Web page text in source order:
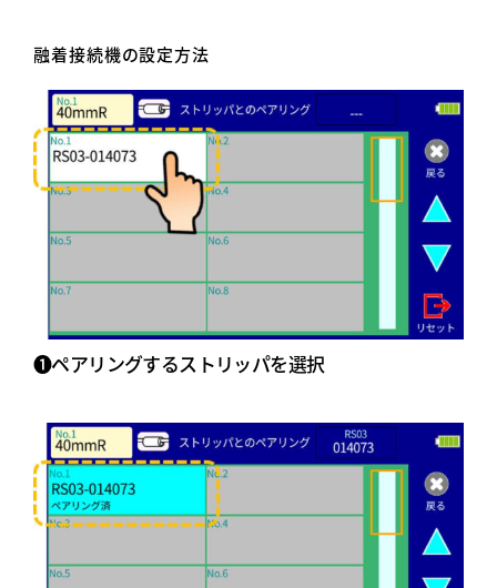
融着接続機の設定方法
➊ペアリングするストリッパを選択